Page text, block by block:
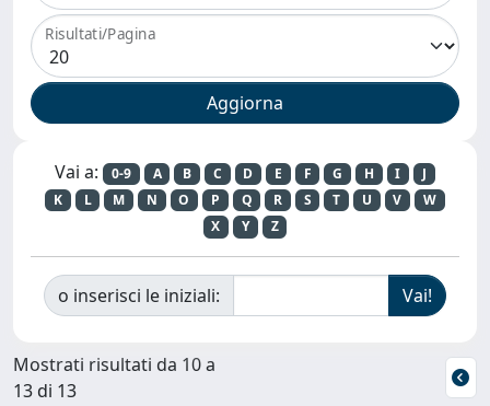
Risultati/Pagina
Vai a: 0-9 A B C D E F G H I
J
K
L M N O P Q R S T U V
W
X
Y Z
o inserisci le iniziali:
Mostrati risultati da 10 a
13 di 13